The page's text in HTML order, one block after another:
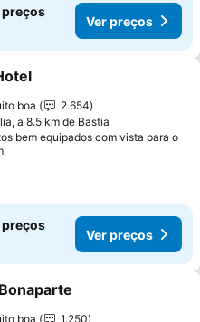
preços
Ver preços
aos favoritos
boa
2.654
a 8.5 km de Bastia
bem equipados com vista para o
preços
Ver preços
aos favoritos
boa 1.250